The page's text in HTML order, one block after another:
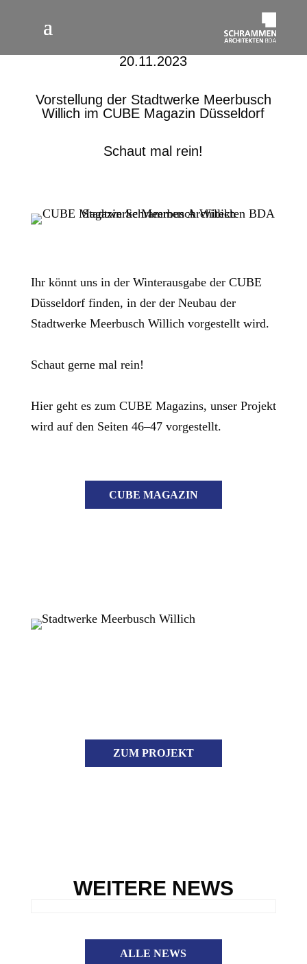
20.11.2023
Vorstellung der Stadtwerke Meerbusch
Willich im CUBE Magazin Düsseldorf
Schaut mal rein!
Ihr könnt uns in der Winterausgabe der CUBE
Düsseldorf finden, in der der Neubau der
Stadtwerke Meerbusch Willich vorgestellt wird.
Schaut gerne mal rein!
Hier geht es zum CUBE Magazins, unser Projekt
wird auf den Seiten 46–47 vorgestellt.
CUBE MAGAZIN
ZUM PROJEKT
WEITERE NEWS
ALLE NEWS